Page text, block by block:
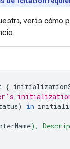
verás
{
) in
) ,